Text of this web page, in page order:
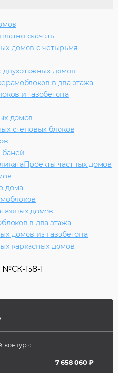
скачать
домов с четырьмя
двухэтажных домов
в два этажа
и газобетона
домов
стеновых блоков
баней
Проекты частных домов
дома
домов
в два этажа
домов из газобетона
каркасных домов
№СК-158-1
контур с
7 658 060 ₽